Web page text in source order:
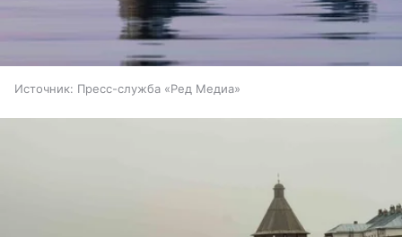
Источник: Пресс-служба «Ред Медиа»